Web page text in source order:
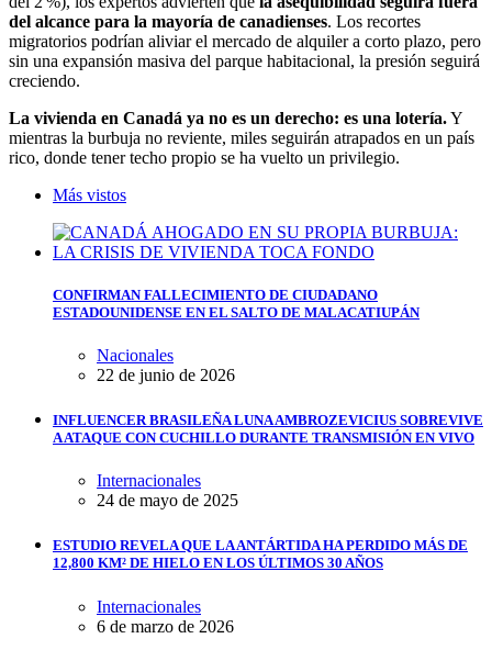
del alcance para la mayoría de canadienses. Los recortes
migratorios podrían aliviar el mercado de alquiler a corto plazo, pero
sin una expansión masiva del parque habitacional, la presión seguirá
creciendo.
La vivienda en Canadá ya no es un derecho: es una lotería.Y
mientras la burbuja no reviente, miles seguirán atrapados en un país
rico, donde tener techo propio se ha vuelto un privilegio.
Más vistos
CONFIRMAN FALLECIMIENTO DE CIUDADANO
ESTADOUNIDENSE EN EL SALTO DE MALACATIUPÁN
Nacionales
22 de junio de 2026
INFLUENCER BRASILEÑA LUNA AMBROZEVICIUS SOBREVIVE
A ATAQUE CON CUCHILLO DURANTE TRANSMISIÓN EN VIVO
Internacionales
24 de mayo de 2025
ESTUDIO REVELA QUE LA ANTÁRTIDA HA PERDIDO MÁS DE
12,800 KM² DE HIELO EN LOS ÚLTIMOS 30 AÑOS
Internacionales
6 de marzo de 2026